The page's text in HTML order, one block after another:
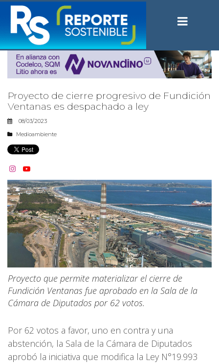
Proyecto de cierre progresivo de Fundición
Ventanas es despachado a ley
08/03/2023
Medioambiente
 
Proyecto que permite materializar el cierre de
Fundición Ventanas fue aprobado en la Sala de la
Cámara de Diputados por 62 votos.
Por 62 votos a favor, uno en contra y una
abstención, la Sala de la Cámara de Diputados
aprobó la iniciativa que modifica la Ley N°19.993